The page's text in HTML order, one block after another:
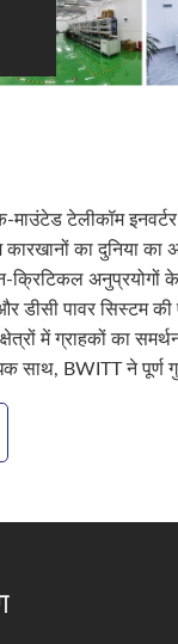
माउंटेड टेलीकॉम
का दुनिया का
क्रिटिकल अनुप्रयोगों के
डीसी पावर सिस्टम
में ग्राहकों का
BWITT ने पूर्ण